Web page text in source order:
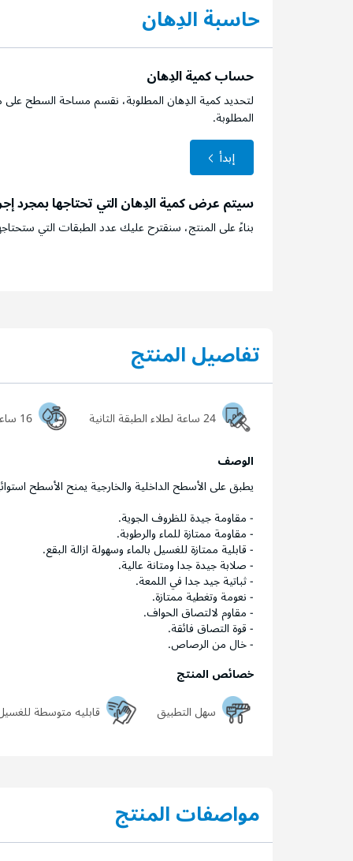
حاسبة الدِهان
حساب كمية الدِهان
لتحديد كمية الدِهان المطلوبة، نقسم مساحة السطح
المطلوبة.
إبدأ
سيتم عرض كمية الدِهان التي تحتاجها بمجرد
بناءً على المنتج، سنقترح عليك عدد الطبقات التي
تفاصيل المنتج
24 ساعة لطلاء الطبقة الثانية 16 ساعة ليجف السطح تماماً
الوصف
يطبق على الأسطح الداخلية والخارجية يمنح الأسطح
- مقاومة جيدة للظروف الجوية.
- مقاومة ممتازة للماء والرطوبة.
- قابلية ممتازة للغسيل بالماء وسهولة ازالة البقع.
- صلابة جيدة جدا ومتانة عالية.
- ثباتية جيد جدا في اللمعة.
- نعومة وتغطية ممتازة.
- مقاوم لالتصاق الحواف.
- قوة التصاق فائقة.
- خال من الرصاص.
خصائص المنتج
سهل التطبيق
قابليه متوسطة
مواصفات المنتج